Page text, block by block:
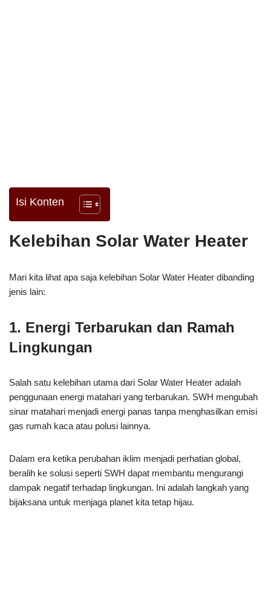
Isi Konten
Kelebihan Solar Water Heater
Mari kita lihat apa saja kelebihan Solar Water Heater dibanding
jenis lain:
1. Energi Terbarukan dan Ramah
Lingkungan
Salah satu kelebihan utama dari Solar Water Heater adalah
penggunaan energi matahari yang terbarukan. SWH mengubah
sinar matahari menjadi energi panas tanpa menghasilkan emisi
gas rumah kaca atau polusi lainnya.
Dalam era ketika perubahan iklim menjadi perhatian global,
beralih ke solusi seperti SWH dapat membantu mengurangi
dampak negatif terhadap lingkungan. Ini adalah langkah yang
bijaksana untuk menjaga planet kita tetap hijau.